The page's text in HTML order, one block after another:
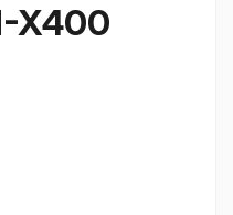
X400